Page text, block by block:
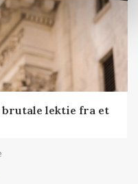
brutale lektie fra et